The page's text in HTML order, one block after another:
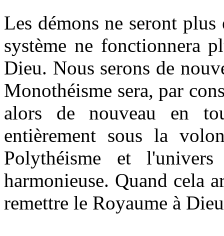
Les démons ne seront
système ne fonctionnera
Dieu. Nous serons de
Monothéisme sera, par
alors de nouveau en
entièrement sous la
Polythéisme et
harmonieuse. Quand cela
remettre le Royaume à